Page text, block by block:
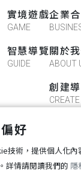
實境遊戲
GAME
智慧導覽
GUIDE
企業
關於
ABOUT
創建
CREATE
好
技術，提供個人化
詳情請閱讀我們的 隱